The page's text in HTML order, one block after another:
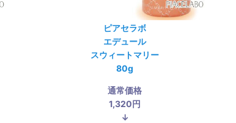
ピアセラボ
エデュール
スウィートマリー
80g
通常価格
1,320円
↓